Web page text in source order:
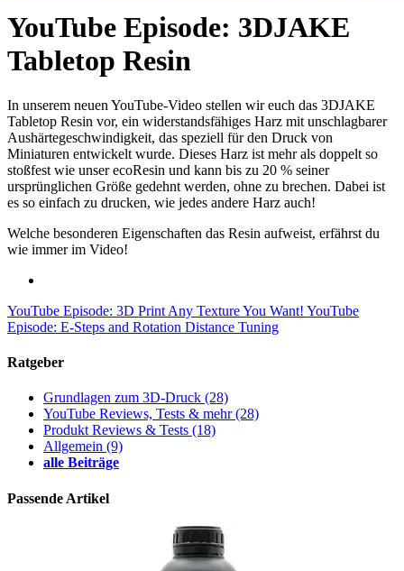
YouTube Episode: 3DJAKE
Tabletop Resin
In unserem neuen YouTube-Video stellen wir euch das 3DJAKE
Tabletop Resin vor, ein widerstandsfähiges Harz mit unschlagbarer
Aushärtegeschwindigkeit, das speziell für den Druck von
Miniaturen entwickelt wurde. Dieses Harz ist mehr als doppelt so
stoßfest wie unser ecoResin und kann bis zu 20 % seiner
ursprünglichen Größe gedehnt werden, ohne zu brechen. Dabei ist
es so einfach zu drucken, wie jedes andere Harz auch!
Welche besonderen Eigenschaften das Resin aufweist, erfährst du
wie immer im Video!
YouTube Episode: 3D Print Any Texture You Want! YouTube
Episode: E-Steps and Rotation Distance Tuning
Ratgeber
Grundlagen zum 3D-Druck (28)
YouTube Reviews, Tests & mehr(28)
Produkt Reviews & Tests (18)
Allgemein (9)
alle Beiträge
Passende Artikel